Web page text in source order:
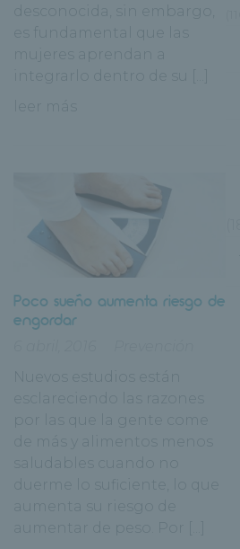
desconocida, sin embargo,
es fundamental que las
mujeres aprendan a
integrarlo dentro de su [...]
leer más
Poco sueño aumenta riesgo de
engordar
Nuevos estudios están
esclareciendo las razones
por las que la gente come
de más y alimentos menos
saludables cuando no
duerme lo suficiente, lo que
aumenta su riesgo de
aumentar de peso. Por [...]